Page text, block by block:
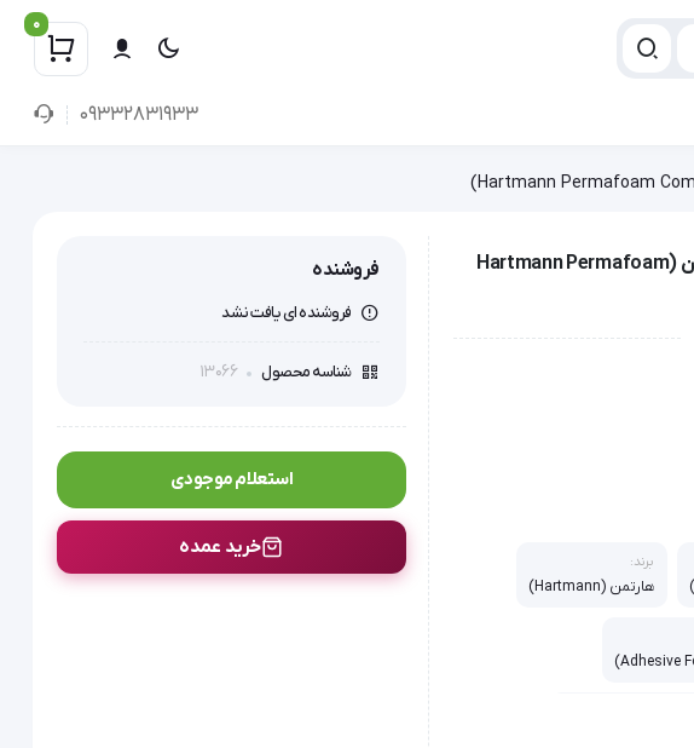
0
09332831933
پانسمان فوم چسبدار پرمافوم کامفورت هارتمن (Hartmann Permafoam
برند:
هارتمن (Hartmann)
فروشنده
فروشنده ای یافت نشد
شناسه محصول 13066
استعلام موجودی
خرید عمده